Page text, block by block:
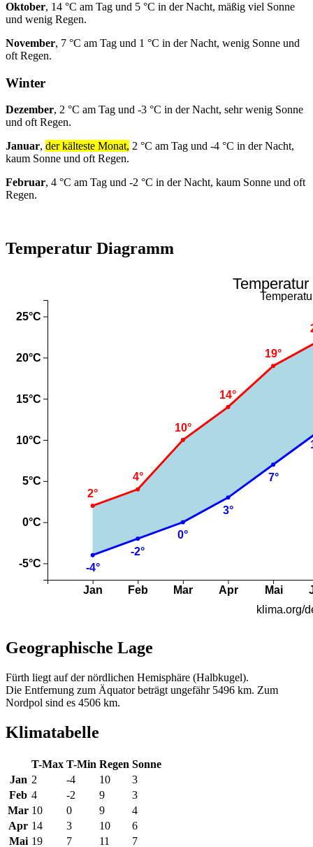
Oktober, 14 °C am Tag und 5 °C in der Nacht, mäßig viel Sonne
und wenig Regen.
November, 7 °C am Tag und 1 °C in der Nacht, wenig Sonne und
oft Regen.
Winter
Dezember, 2 °C am Tag und -3 °C in der Nacht, sehr wenig Sonne
und oft Regen.
Januar, der kälteste Monat, 2 °C am Tag und -4 °C in der Nacht,
kaum Sonne und oft Regen.
Februar, 4 °C am Tag und -2 °C in der Nacht, kaum Sonne und oft
Regen.
Temperatur Diagramm
Geographische Lage
Fürth liegt auf der nördlichen Hemisphäre (Halbkugel).
Die Entfernung zum Äquator beträgt ungefähr 5496 km. Zum
Nordpol sind es 4506 km.
Klimatabelle
T-Max T-Min Regen Sonne
Jan 2 -4 10
3
Feb 4 -2 9
3
Mar 10 0 9
4
Apr 14 3 10
6
Mai 19 7 11 7